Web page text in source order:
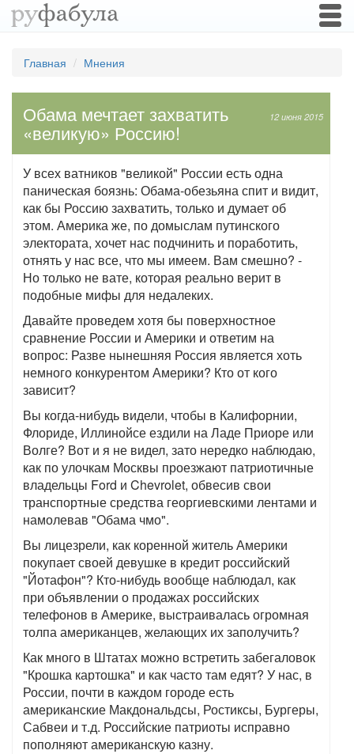
Главная Мнения
12 июня 2015
Обама мечтает захватить
«великую» Россию!
У всех ватников "великой" России есть одна
паническая боязнь: Обама-обезьяна спит и видит,
как бы Россию захватить, только и думает об
этом. Америка же, по домыслам путинского
электората, хочет нас подчинить и поработить,
отнять у нас все, что мы имеем. Вам смешно? -
Но только не вате, которая реально верит в
подобные мифы для недалеких.
Давайте проведем хотя бы поверхностное
сравнение России и Америки и ответим на
вопрос: Разве нынешняя Россия является хоть
немного конкурентом Америки? Кто от кого
зависит?
Вы когда-нибудь видели, чтобы в Калифорнии,
Флориде, Иллинойсе ездили на Ладе Приоре или
Волге? Вот и я не видел, зато нередко наблюдаю,
как по улочкам Москвы проезжают патриотичные
владельцы Ford и Chevrolet, обвесив свои
транспортные средства георгиевскими лентами и
намолевав "Обама чмо".
Вы лицезрели, как коренной житель Америки
покупает своей девушке в кредит российский
"Йотафон"? Кто-нибудь вообще наблюдал, как
при объявлении о продажах российских
телефонов в Америке, выстраивалась огромная
толпа американцев, желающих их заполучить?
Как много в Штатах можно встретить забегаловок
"Крошка картошка" и как часто там едят? У нас, в
России, почти в каждом городе есть
американские Макдональдсы, Ростиксы, Бургеры,
Сабвеи и т.д. Российские патриоты исправно
пополняют американскую казну.